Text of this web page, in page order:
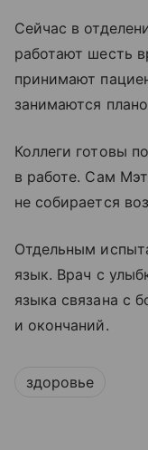
Сейчас в
работают шесть
принимают
занимаются
Коллеги готовы
в работе. Сам
не собирается
Отдельным
язык. Врач с
языка связана с
и окончаний.
здоровье